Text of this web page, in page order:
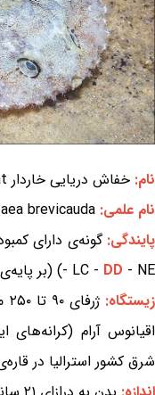
نام: خفاش دریایی خاردار Spiny sea bat
نام علمی: brevicauda
پایندگی:
- LC - DD - NE) (بر پایه‌ی سیاهه‌ی سرخ IUCN)
زیستگاه:
اقیانوس آرام (کرانه‌های
شرق کشور استرالیا در